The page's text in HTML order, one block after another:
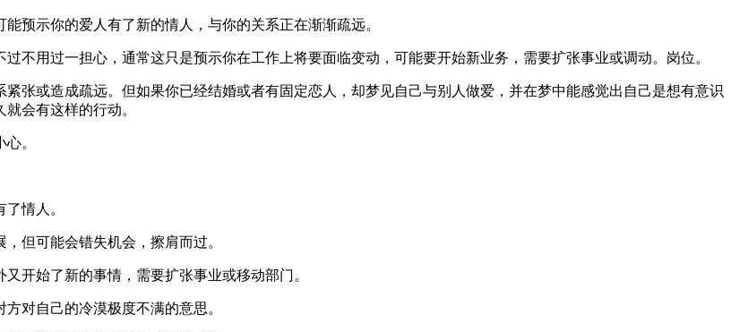
示你的爱人有了新的情人，与你的关系正在渐渐疏远。
用过一担心，通常这只是预示你在工作上将要面临变动，可能要开始新业务，需要扩张事业或调动。岗位。
或造成疏远。但如果你已经结婚或者有固定恋人，却梦见自己与别人做爱，并在梦中能感觉出自己是想有意识
会有这样的行动。
。
情人。
但可能会错失机会，擦肩而过。
始了新的事情，需要扩张事业或移动部门。
对自己的冷漠极度不满的意思。